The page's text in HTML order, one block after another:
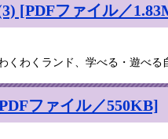
[PDFファイル／
くわくランド、学べる・遊べる
ファイル／550KB]